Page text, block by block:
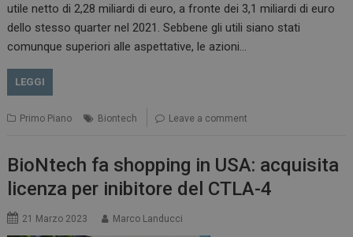
utile netto di 2,28 miliardi di euro, a fronte dei 3,1 miliardi di euro
dello stesso quarter nel 2021. Sebbene gli utili siano stati
comunque superiori alle aspettative, le azioni…
LEGGI
Primo Piano Biontech Leave a comment
BioNtech fa shopping in USA: acquisita
licenza per inibitore del CTLA-4
21 Marzo 2023 Marco Landucci